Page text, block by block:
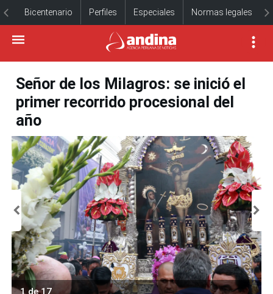
Bicentenario Perfiles Especiales Normas legales
Señor de los Milagros: se inició el
primer recorrido procesional del
año
1 de 17